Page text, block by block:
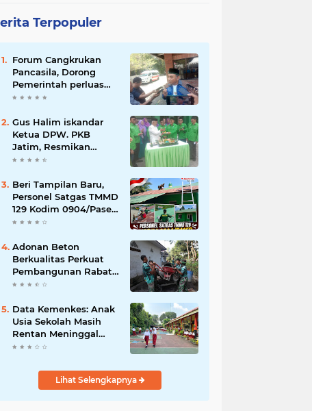
Terpopuler
Forum Cangkrukan
Pancasila, Dorong
Pemerintah perluas
intensif Perpajakan
UMKM.
Gus Halim iskandar
Ketua DPW. PKB
Jatim, Resmikan
Kantor Graha Gus Dur
Iskandariyah, dorong
Jadi Pusat Pelayanan
Warga dan Dakwah
Umat.
Beri Tampilan Baru,
Personel Satgas TMMD
129 Kodim 0904/Paser
Cat Atap Rumah
Adonan Beton
Berkualitas Perkuat
Pembangunan Rabat
Jalan TMMD ke-129 di
Data Kemenkes: Anak
Usia Sekolah Masih
Rentan Meninggal
Akibat DBD
Lihat Selengkapnya